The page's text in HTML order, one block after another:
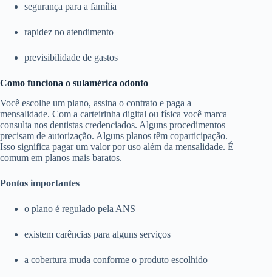
segurança para a família
rapidez no atendimento
previsibilidade de gastos
Como funciona o sulamérica odonto
Você escolhe um plano, assina o contrato e paga a
mensalidade. Com a carteirinha digital ou física você marca
consulta nos dentistas credenciados. Alguns procedimentos
precisam de autorização. Alguns planos têm coparticipação.
Isso significa pagar um valor por uso além da mensalidade. É
comum em planos mais baratos.
Pontos importantes
o plano é regulado pela ANS
existem carências para alguns serviços
a cobertura muda conforme o produto escolhido